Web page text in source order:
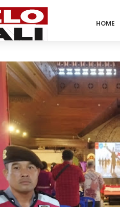
HOME